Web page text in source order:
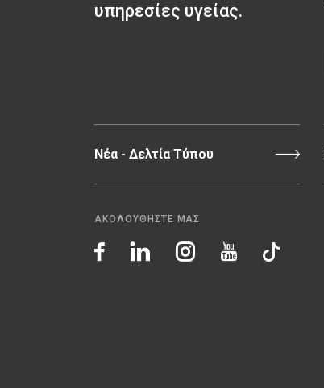
υπηρεσίες υγείας.
Νέα - Δελτία Τύπου
ΑΚΟΛΟΥΘΗΣΤΕ ΜΑΣ